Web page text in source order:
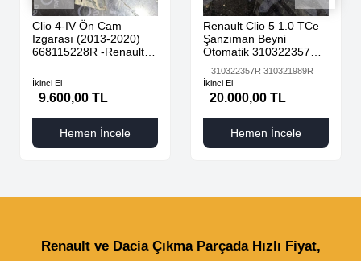
Clio 4-IV Ön Cam
Izgarası (2013-2020)
668115228R -Renault
İkinci El
9.600,00 TL
Hemen İncele
Renault Clio 5 1.0 TCe
Şanzıman Beyni
Otomatik 310322357R
310322357R 310321989R
İkinci El
20.000,00 TL
Hemen İncele
Renault ve Dacia Çıkma Parçada Hızlı Fiyat,